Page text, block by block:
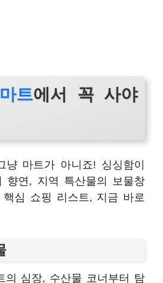
트에서 꼭 사야
냥 마트가 아니죠! 싱싱함이
향연, 지역 특산물의 보물창
심 쇼핑 리스트, 지금 바로
의 심장, 수산물 코너부터 탐